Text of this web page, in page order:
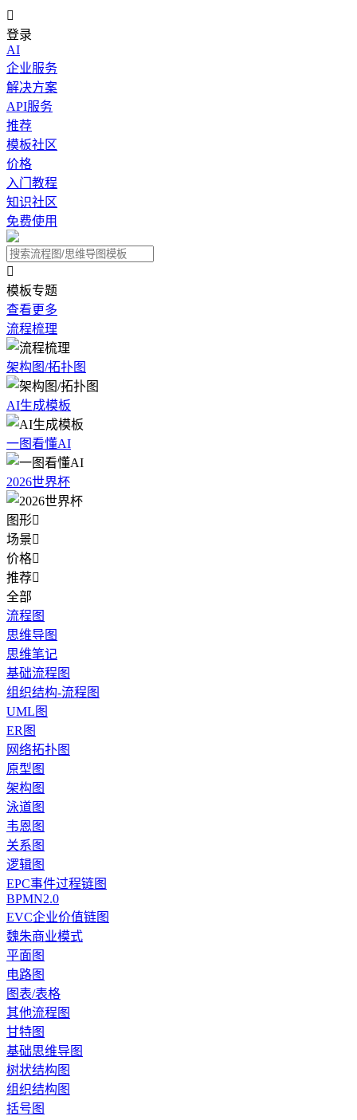

登录
AI
企业服务
解决方案
API服务
推荐
模板社区
价格
入门教程
知识社区
免费使用

模板专题
查看更多
流程梳理
架构图/拓扑图
AI生成模板
一图看懂AI
2026世界杯
图形
场景
价格
推荐
全部
流程图
思维导图
思维笔记
基础流程图
组织结构-流程图
UML图
ER图
网络拓扑图
原型图
架构图
泳道图
韦恩图
关系图
逻辑图
EPC事件过程链图
BPMN2.0
EVC企业价值链图
魏朱商业模式
平面图
电路图
图表/表格
其他流程图
甘特图
基础思维导图
树状结构图
组织结构图
括号图